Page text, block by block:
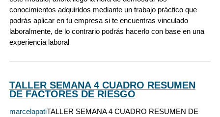
conocimientos adquiridos mediante un trabajo práctico que
podrás aplicar en tu empresa si te encuentras vinculado
laboralmente, de lo contrario podrás hacerlo con base en una
experiencia laboral
TALLER SEMANA 4 CUADRO RESUMEN
DE FACTORES DE RIESGO
marcelapatiTALLER SEMANA 4 CUADRO RESUMEN DE